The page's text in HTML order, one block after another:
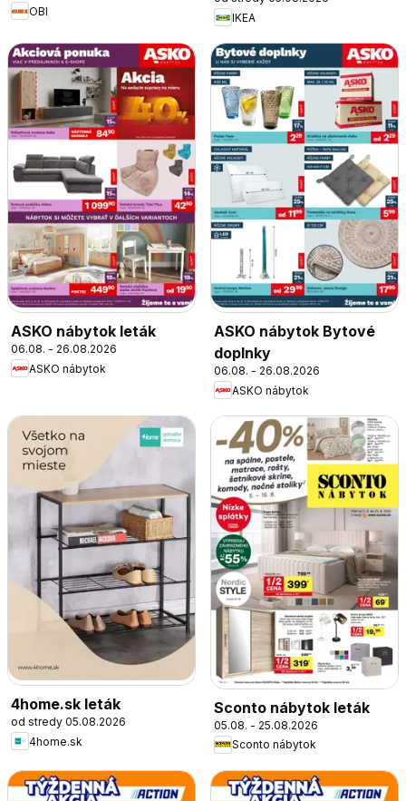
OBI
IKEA
ASKO nábytok leták
06.08. - 26.08.2026
ASKO nábytok
ASKO nábytok Bytové
doplnky
06.08. - 26.08.2026
ASKO nábytok
4home.sk leták
od stredy 05.08.2026
4home.sk
Sconto nábytok leták
05.08. - 25.08.2026
Sconto nábytok